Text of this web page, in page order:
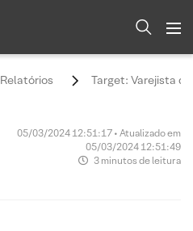
Relatórios Target: Varejista
05/03/2024 12:51:17 • Atualizado em
05/03/2024 12:51:49
3 minutos de leitura